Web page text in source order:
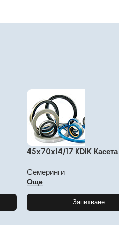
45x70x14/17 KDIK Касета
Семеринги
Още
Запитване